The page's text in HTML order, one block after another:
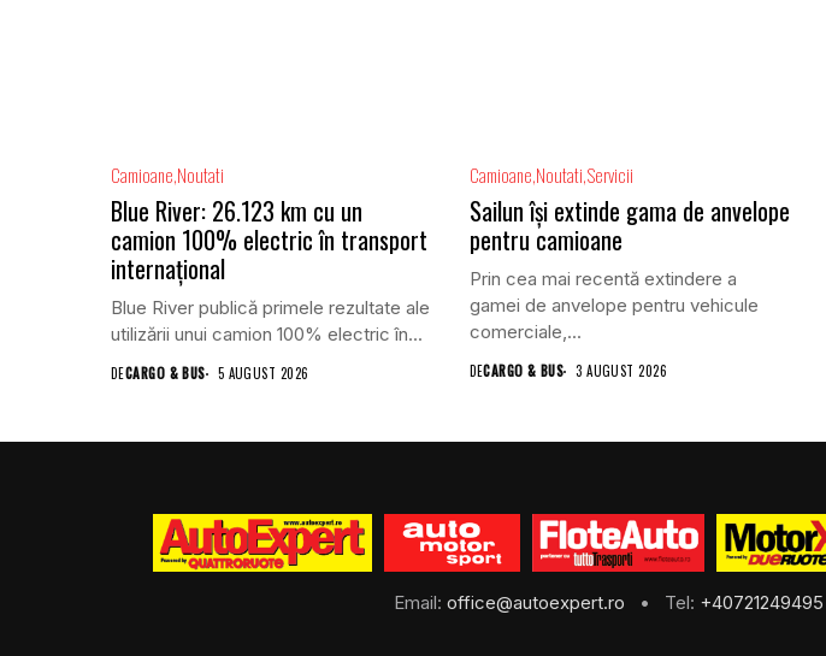
Camioane Noutati
Blue River: 26.123 km cu un
camion 100% electric în transport
internațional
Blue River publică primele rezultate ale
utilizării unui camion 100% electric în...
DECARGO & BUS 5 AUGUST 2026
Camioane Noutati Servicii
Sailun își extinde gama de anvelope
pentru camioane
Prin cea mai recentă extindere a
gamei de anvelope pentru vehicule
comerciale,...
DECARGO & BUS 3 AUGUST 2026
Email: office@autoexpert.ro • Tel: +40721249495